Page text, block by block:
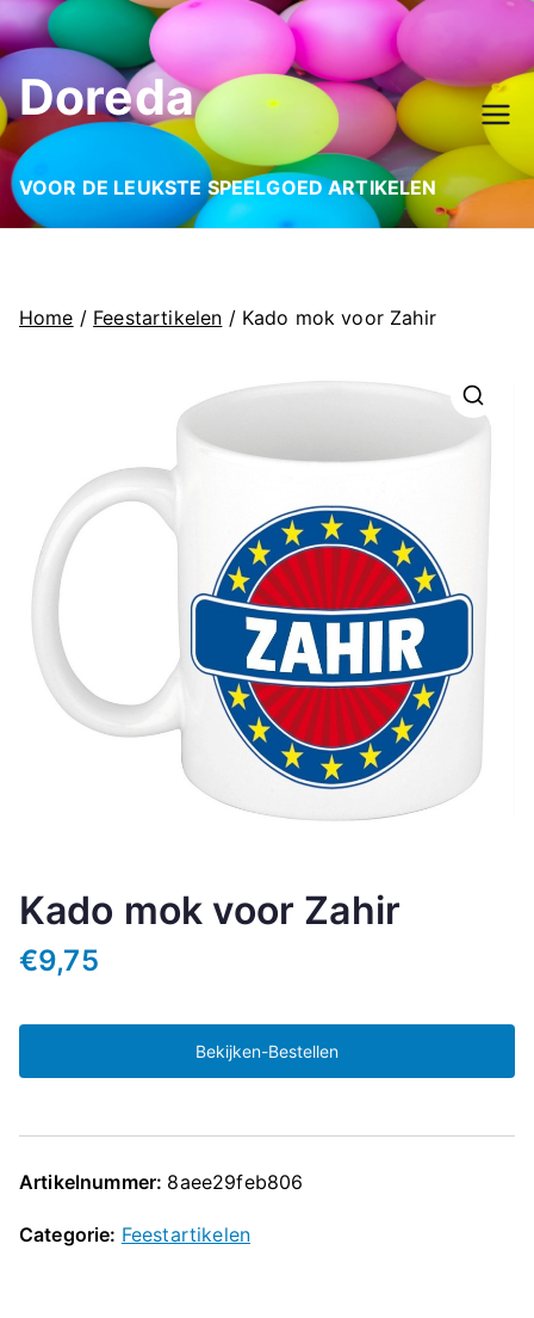
Ga
naar
de
inhoud
Doreda
VOOR DE LEUKSTE SPEELGOED ARTIKELEN
Home / Feestartikelen / Kado mok voor Zahir
Kado mok voor Zahir
€9,75
Bekijken-Bestellen
Artikelnummer: 8aee29feb806
Categorie: Feestartikelen